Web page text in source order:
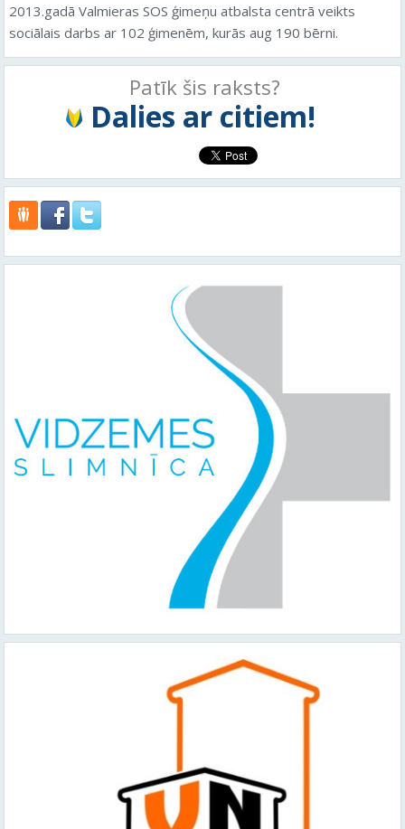
2013.gadā Valmieras SOS ģimeņu atbalsta centrā veikts
sociālais darbs ar 102 ģimenēm, kurās aug 190 bērni.
Patīk šis raksts?
Dalies ar citiem!